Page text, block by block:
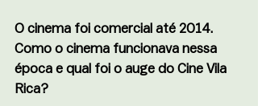
O cinema foi comercial até 2014.
Como o cinema funcionava nessa
época e qual foi o auge do Cine Vila
Rica?